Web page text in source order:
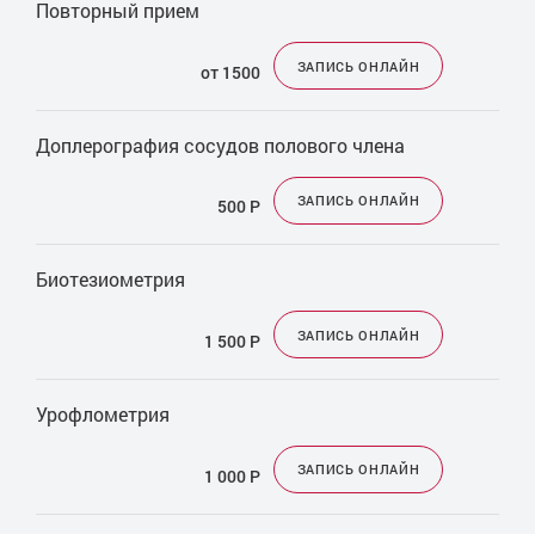
Повторный прием
от 1500 ЗАПИСЬ ОНЛАЙН
Доплерография сосудов полового члена
500 Р ЗАПИСЬ ОНЛАЙН
Биотезиометрия
1 500 Р ЗАПИСЬ ОНЛАЙН
Урофлометрия
1 000 Р ЗАПИСЬ ОНЛАЙН